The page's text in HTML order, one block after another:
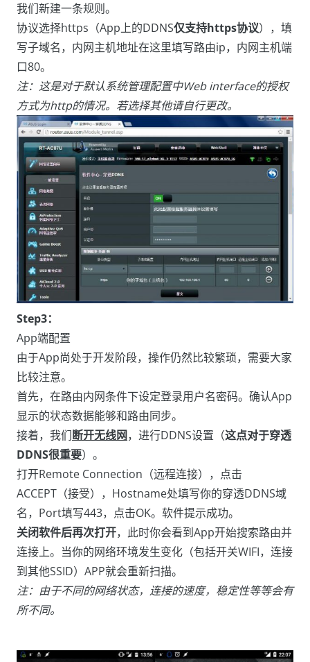
我们新建一条规则。
协议选择https（App上的DDNS仅支持https协议），填
写子域名，内网主机地址在这里填写路由ip，内网主机端
口80。
注：这是对于默认系统管理配置中Web interface的授权
方式为http的情况。若选择其他请自行更改。
Step3：
App端配置
由于App尚处于开发阶段，操作仍然比较繁琐，需要大家
比较注意。
首先，在路由内网条件下设定登录用户名密码。确认App
显示的状态数据能够和路由同步。
接着，我们断开无线网，进行DDNS设置（这点对于穿透
DDNS很重要）。
打开Remote Connection（远程连接），点击
ACCEPT（接受），Hostname处填写你的穿透DDNS域
名，Port填写443，点击OK。软件提示成功。
关闭软件后再次打开，此时你会看到App开始搜索路由并
连接上。当你的网络环境发生变化（包括开关WIFI，连接
到其他SSID）APP就会重新扫描。
注：由于不同的网络状态，连接的速度，稳定性等等会有
所不同。